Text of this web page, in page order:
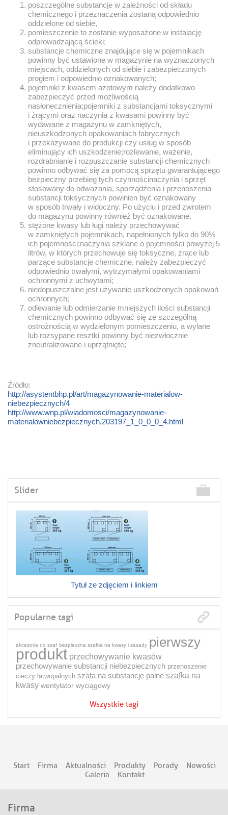
poszczególne substancje w zależności od składu
chemicznego i przeznaczenia zostaną odpowiednio
oddzielone od siebie,
pomieszczenie to zostanie wyposażone w instalację
odprowadzającą ścieki;
substancje chemiczne znajdujące się w pojemnikach
powinny być ustawione w magazynie na wyznaczonych
miejscach, oddzielonych od siebie i zabezpieczonych
progiem i odpowiednio oznakowanych;
pojemniki z kwasem azotowym należy dodatkowo
zabezpieczyć przed możliwością
nasłonecznienia;pojemniki z substancjami toksycznymi
i żrącymi oraz naczynia z kwasami powinny być
wydawane z magazynu w zamkniętych,
nieuszkodzonych opakowaniach fabrycznych
i przekazywane do produkcji czy usług w sposób
eliminujący ich uszkodzenie;rozlewanie, ważenie,
rozdrabnianie i rozpuszczanie substancji chemicznych
powinno odbywać się za pomocą sprzętu gwarantującego
bezpieczny przebieg tych czynnościnaczynia i sprzęt
stosowany do odważania, sporządzenia i przenoszenia
substancji toksycznych powinien być oznakowany
w sposób trwały i widoczny. Po użyciu i przed zwrotem
do magazynu powinny również być oznakowane.
stężone kwasy lub ługi należy przechowywać
w zamkniętych pojemnikach, napełnionych tylko do 90%
ich pojemności;naczynia szklane o pojemności powyżej 5
litrów, w których przechowuje się toksyczne, żrące lub
parzące substancje chemiczne, należy zabezpieczyć
odpowiednio trwałymi, wytrzymałymi opakowaniami
ochronnymi z uchwytami;
niedopuszczalne jest używanie uszkodzonych opakowań
ochronnych;
odlewanie lub odmierzanie mniejszych ilości substancji
chemicznych powinno odbywać się ze szczególną
ostrożnością w wydzielonym pomieszczeniu, a wylane
lub rozsypane resztki powinny być niezwłocznie
zneutralizowane i uprzątnięte;
Źródło:
http://asystentbhp.pl/art/magazynowanie-materialow-
niebezpiecznych/4
http://www.wnp.pl/wiadomosci/magazynowanie-
materialowniebezpiecznych,203197_1_0_0_0_4.html
Slider
Tytuł ze zdjęciem i linkiem
Popularne tagi
akcesoria do szaf bezpieczna szafka na kwasy i zasady pierwszy
produkt przechowywanie kwasów
przechowywanie substancji niebezpiecznych przenoszenie
cieczy łatwopalnych szafa na substancje palne szafka na
kwasy wentylator wyciągowy
Wszystkie tagi
Start Firma Aktualności Produkty Porady
Nowości
Galeria
Kontakt
Firma